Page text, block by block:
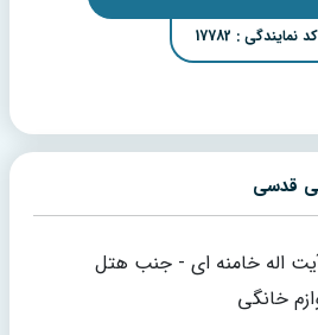
کد نمایندگی : 17782
قدسی
اله خامنه ای - جنب هتل
خانگی